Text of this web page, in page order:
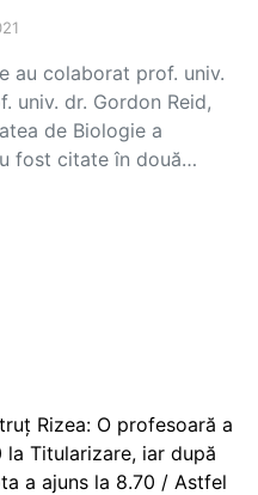
au colaborat prof. univ.
univ. dr. Gordon Reid,
de Biologie a
fost citate în două…
Rizea: O profesoară a
la Titularizare, iar după
a ajuns la 8.70 / Astfel